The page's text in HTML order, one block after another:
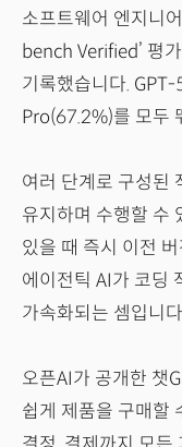
소프트웨어 엔지니
bench Verified’ 평
기록했습니다.
Pro(67.2%)를 모두
여러 단계로 구성된
유지하며 수행할 수
있을 때 즉시 이전
에이전틱 AI가 코딩
가속화되는 셈입니
오픈AI가 공개한 챗
쉽게 제품을 구매할